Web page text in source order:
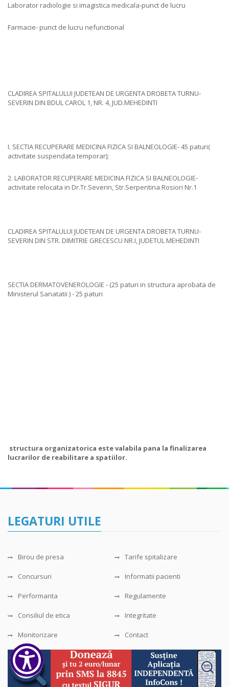
Laborator radiologie si imagistica medicala-punct de lucru
Farmacie- punct de lucru nefunctional
CLADIREA SPITALULUI JUDETEAN DE URGENTA DROBETA TURNU-
SEVERIN DIN BDUL CAROL 1, NR. 4, JUD.MEHEDINTI
I. SECTIA RECUPERARE MEDICINA FIZICA SI BALNEOLOGIE- 45 paturi(
activitate suspendata temporar);
2. LABORATOR RECUPERARE MEDICINA FIZICA SI BALNEOLOGIE-
activitate relocata in Dr.Tr.Severin, Str.Serpentina Rosiori Nr.1
CLADIREA SPITALULUI JUDETEAN DE URGENTA DROBETA TURNU-
SEVERIN DIN STR. DIMITRIE GRECESCU NR.I, JUDETUL MEHEDINTI
SECTIA DERMATOVENEROLOGIE - (25 paturi in structura aprobata de
Ministerul Sanatatii ) - 25 paturi
structura organizatorica este valabila pana la finalizarea
lucrarilor de reabilitare a spatiilor.
LEGATURI UTILE
Birou de presa Tarife spitalizare
Concursuri Informatii pacienti
Performanta Regulamente
Consiliul de etica Integritate
Monitorizare Contact